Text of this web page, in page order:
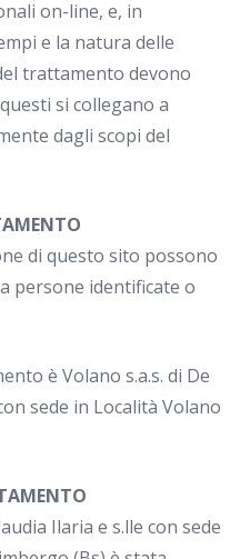
on-line, e, in
e la natura delle
trattamento devono
si collegano a
dagli scopi del
di questo sito possono
persone identificate o
è Volano s.a.s. di De
sede in Località Volano
Ilaria e s.lle con sede